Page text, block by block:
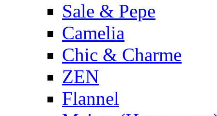
Sale & Pepe
Camelia
Chic & Charme
ZEN
Flannel